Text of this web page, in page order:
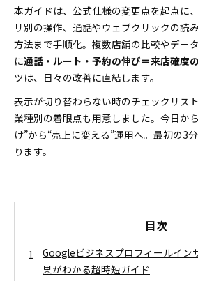
本ガイドは、公式仕様の変更点を起点に
リ別の操作、通話やウェブクリックの読
方法まで手順化。複数店舗の比較やデー
に通話・ルート・予約の伸び＝来店確度
ツは、日々の改善に直結します。
表示が切り替わらない時のチェックリス
業種別の着眼点も用意しました。今日か
け”から“売上に変える”運用へ。最初の3
ります。
目次
Googleビジネスプロフィールイン
果がわかる超時短ガイド